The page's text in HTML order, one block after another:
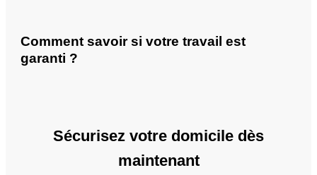
Comment savoir si votre travail est
garanti ?
Sécurisez votre domicile dès
maintenant